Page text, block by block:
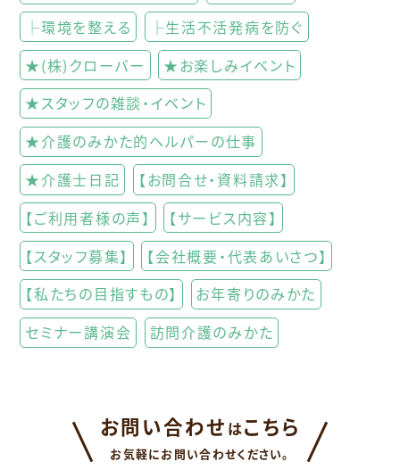
├環境を整える
├生活不活発病を防ぐ
★(株)クローバー
★お楽しみイベント
★スタッフの雑談・イベント
★介護のみかた的ヘルパーの仕事
★介護士日記
【お問合せ・資料請求】
【ご利用者様の声】
【サービス内容】
【スタッフ募集】
【会社概要・代表あいさつ】
【私たちの目指すもの】
お年寄りのみかた
セミナー講演会
訪問介護のみかた
お問い合わせ はこちら
お気軽にお問い合わせください。